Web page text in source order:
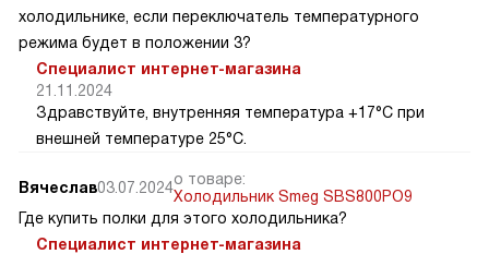
холодильнике, если переключатель температурного
режима будет в положении 3?
Специалист интернет-магазина
21.11.2024
Здравствуйте, внутренняя температура +17°C при
внешней температуре 25°C.
Вячеслав03.07.2024о товаре:
Холодильник Smeg SBS800PO9
Где купить полки для этого холодильника?
Специалист интернет-магазина